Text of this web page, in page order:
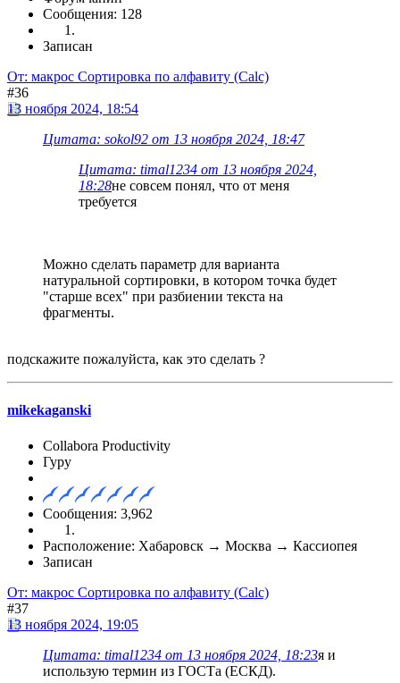
Сообщения: 128
Записан
От: макрос Сортировка по алфавиту (Calc)
#36
13 ноября 2024, 18:54
Цитата: sokol92 от 13 ноября 2024, 18:47
Цитата: timal1234 от 13 ноября 2024,
18:28не совсем понял, что от меня
требуется
Можно сделать параметр для варианта
натуральной сортировки, в котором точка будет
"старше всех" при разбиении текста на
фрагменты.
подскажите пожалуйста, как это сделать ?
mikekaganski
Collabora Productivity
Гуру
Сообщения: 3,962
Расположение: Хабаровск → Москва → Кассиопея
Записан
От: макрос Сортировка по алфавиту (Calc)
#37
13 ноября 2024, 19:05
Цитата: timal1234 от 13 ноября 2024, 18:23я и
использую термин из ГОСТа (ЕСКД).